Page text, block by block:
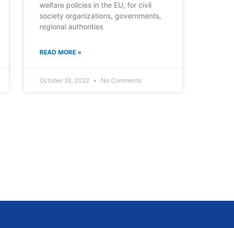
welfare policies in the EU, for civil
society organizations, governments,
regional authorities
READ MORE »
October 26, 2022 No Comments